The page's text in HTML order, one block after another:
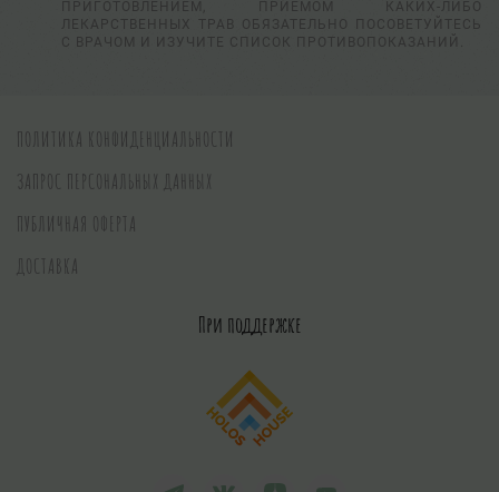
ПРИГОТОВЛЕНИЕМ, ПРИЕМОМ КАКИХ-ЛИБО
ЛЕКАРСТВЕННЫХ ТРАВ ОБЯЗАТЕЛЬНО ПОСОВЕТУЙТЕСЬ
С ВРАЧОМ И ИЗУЧИТЕ СПИСОК ПРОТИВОПОКАЗАНИЙ.
ПОЛИТИКА КОНФИДЕНЦИАЛЬНОСТИ
ЗАПРОС ПЕРСОНАЛЬНЫХ ДАННЫХ
ПУБЛИЧНАЯ ОФЕРТА
ДОСТАВКА
При поддержке